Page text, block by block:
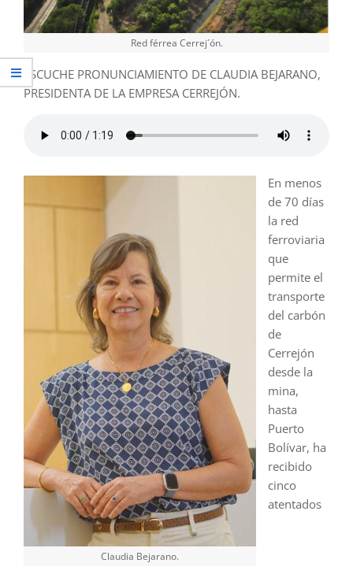
Red férrea Cerrej´ón.
ESCUCHE PRONUNCIAMIENTO DE CLAUDIA BEJARANO,
PRESIDENTA DE LA EMPRESA CERREJÓN.
Claudia Bejarano.
En menos
de 70 días
la red
ferroviaria
que
permite el
transporte
del carbón
de
Cerrejón
desde la
mina,
hasta
Puerto
Bolívar, ha
recibido
cinco
atentados